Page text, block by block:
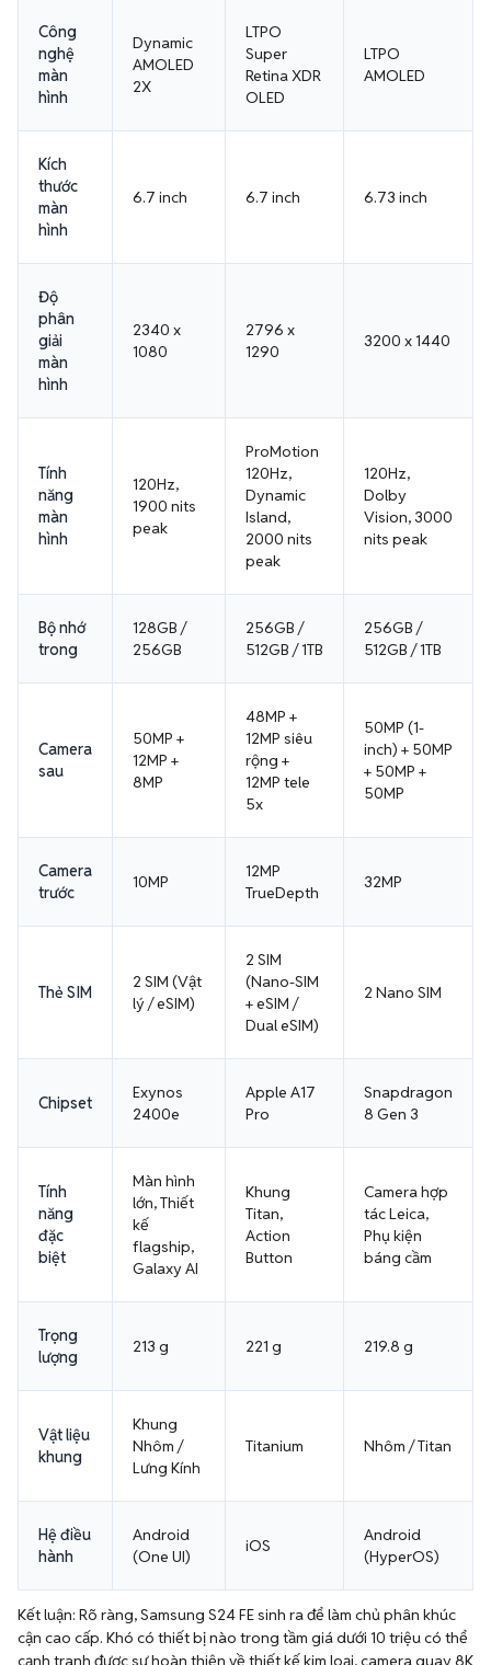
Công
nghệ
màn
hình
Dynamic
AMOLED
2X
LTPO
Super
Retina XDR
OLED
LTPO
AMOLED
Kích
thước
màn
hình
6.7 inch 6.7 inch 6.73 inch
Độ
phân
giải
màn
hình
2340 x
1080
2796 x
1290
3200 x 1440
Tính
năng
màn
hình
120Hz,
1900 nits
peak
ProMotion
120Hz,
Dynamic
Island,
2000 nits
peak
120Hz,
Dolby
Vision, 3000
nits peak
Bộ nhớ
trong
128GB /
256GB
256GB /
512GB / 1TB
256GB /
512GB / 1TB
Camera
sau
50MP +
12MP +
8MP
48MP +
12MP siêu
rộng +
12MP tele
5x
50MP (1-
inch) + 50MP
+ 50MP +
50MP
Camera
trước
10MP
12MP
TrueDepth
32MP
Thẻ SIM
2 SIM (Vật
lý / eSIM)
2 SIM
(Nano-SIM
+ eSIM /
Dual eSIM)
2 Nano SIM
Chipset
Exynos
2400e
Apple A17
Pro
Snapdragon
8 Gen 3
Tính
năng
đặc
biệt
Màn hình
lớn, Thiết
kế
flagship,
Galaxy AI
Khung
Titan,
Action
Button
Camera hợp
tác Leica,
Phụ kiện
báng cầm
Trọng
lượng
213 g 221 g 219.8 g
Vật liệu
khung
Khung
Nhôm /
Lưng Kính
Titanium Nhôm / Titan
Hệ điều
hành
Android
(One UI)
iOS
Android
(HyperOS)
Kết luận: Rõ ràng, Samsung S24 FE sinh ra để làm chủ phân khúc
cận cao cấp. Khó có thiết bị nào trong tầm giá dưới 10 triệu có thể
cạnh tranh được sự hoàn thiện về thiết kế kim loại, camera quay 8K